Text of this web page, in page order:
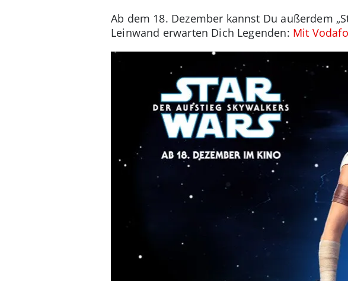
Ab dem 18. Dezember kannst Du außerdem
Leinwand erwarten Dich Legenden: Mit